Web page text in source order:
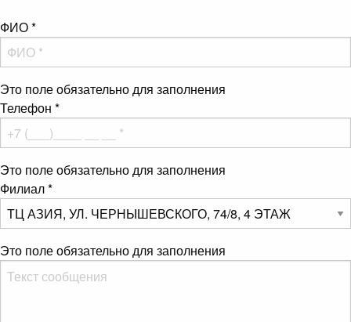
ФИО*
Это поле обязательно для заполнения
Телефон *
Это поле обязательно для заполнения
Филиал*
Это поле обязательно для заполнения